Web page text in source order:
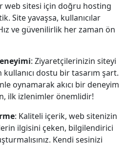
web sitesi için doğru hosting
Site yavaşsa, kullanıcılar
ve güvenilirlik her zaman ön
: Ziyaretçilerinizin siteyi
dostu bir tasarım şart.
oynamarak akıcı bir deneyim
ilk izlenimler önemlidir!
: Kaliteli içerik, web sitenizin
ilgisini çeken, bilgilendirici
Kendi sesinizi